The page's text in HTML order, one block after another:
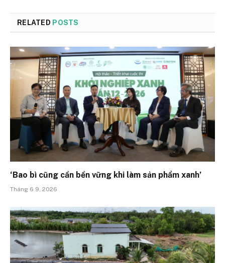
RELATED POSTS
‘Bao bì cũng cần bền vững khi làm sản phẩm xanh’
Tháng 6 9, 2026